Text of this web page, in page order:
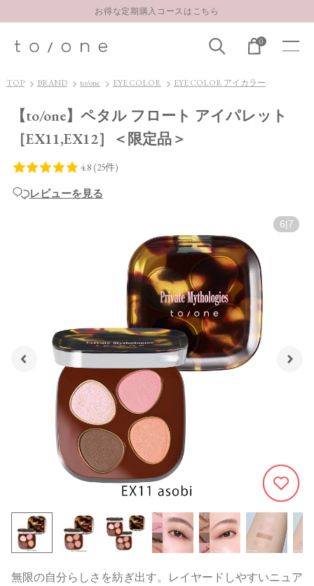
お得な定期購入コースはこちら
【重要】お盆期間中のお問い合わせと商品配送に関しまして
お得な定期購入コースはこちら
0
TOP BRAND to/one EYE COLOR EYE COLOR アイカラー
【to/one】ペタル フロート アイパレット
［EX11,EX12］＜限定品＞
レビューを見る
6 7
583
無限の自分らしさを紡ぎ出す。レイヤードしやすいニュア